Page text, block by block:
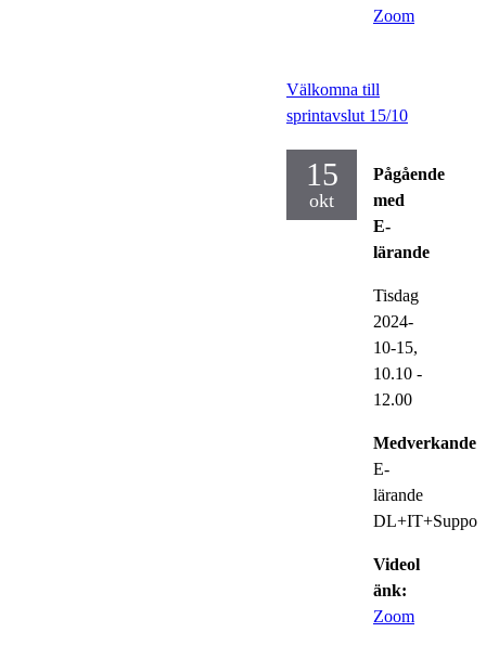
Zoom
Välkomna till
sprintavslut 15/10
15
okt
Pågående
med
E-
lärande
Tisdag
2024-
10-15,
10.10 -
12.00
Medverkande:
E-
lärande
DL+IT+Support
Videol
änk:
Zoom